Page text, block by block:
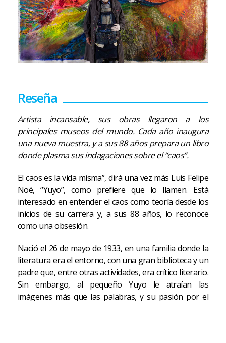
Reseña
Artista incansable, sus obras llegaron a los
principales museos del mundo. Cada año inaugura
una nueva muestra, y a sus 88 años prepara un libro
donde plasma sus indagaciones sobre el “caos”.
El caos es la vida misma”, dirá una vez más Luis Felipe
Noé, “Yuyo”, como prefiere que lo llamen. Está
interesado en entender el caos como teoría desde los
inicios de su carrera y, a sus 88 años, lo reconoce
como una obsesión.
Nació el 26 de mayo de 1933, en una familia donde la
literatura era el entorno, con una gran biblioteca y un
padre que, entre otras actividades, era crítico literario.
Sin embargo, al pequeño Yuyo le atraían las
imágenes más que las palabras, y su pasión por el